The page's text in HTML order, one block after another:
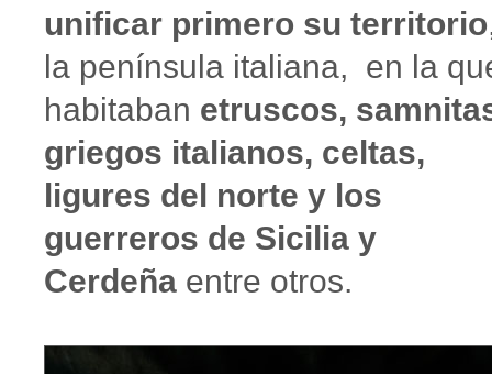
unificar primero su territorio
la península italiana, en la
habitaban etruscos,
griegos italianos, celtas,
ligures del norte y los
guerreros de Sicilia y
Cerdeña entre otros.